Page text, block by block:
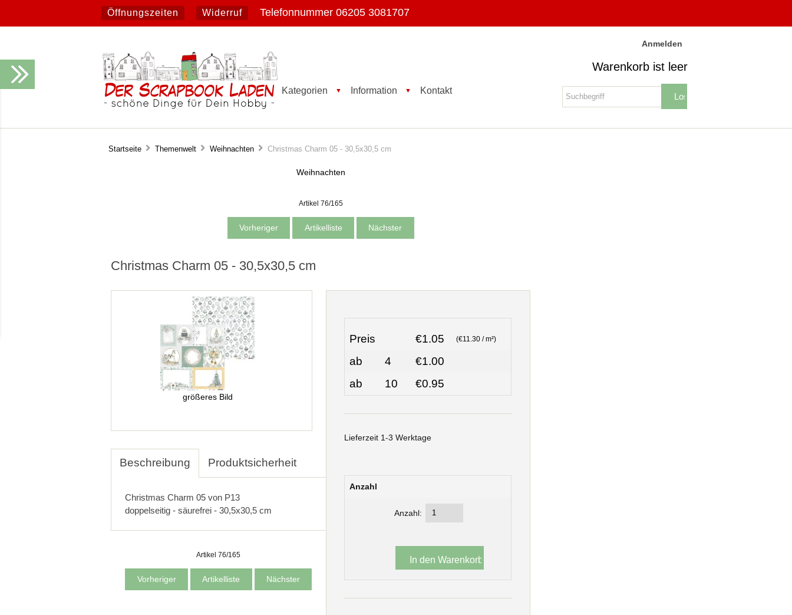
Öffnungszeiten Widerruf Telefonnummer 06205 3081707
Kategorien ▼ Information ▼ Kontakt
Anmelden
Warenkorb ist leer
Startseite Themenwelt Weihnachten Christmas Charm 05 - 30,5x30,5 cm
Weihnachten
Artikel 76/165
Vorheriger Artikelliste Nächster
Christmas Charm 05 - 30,5x30,5 cm
größeres Bild
Preis €1.05 (€11.30 / m²)
ab 4
€1.00
ab
10 €0.95
Lieferzeit 1-3 Werktage
Anzahl
Anzahl:
Beschreibung Produktsicherheit
Christmas Charm 05 von P13
doppelseitig - säurefrei - 30,5x30,5 cm
Artikel 76/165
Vorheriger Artikelliste Nächster